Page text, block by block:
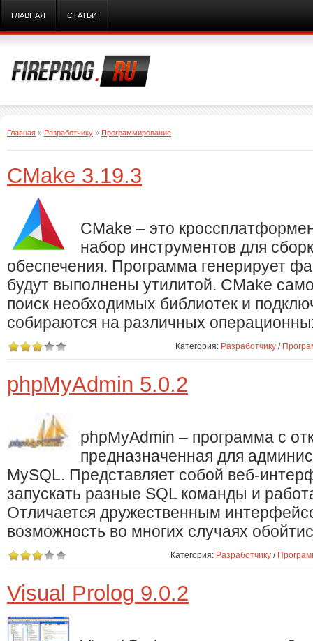
ГЛАВНАЯ СТАТЬИ
Главная » Разработчику » Программирование
CMake 3.19.3
CMake – это
набор инструментов для
обеспечения. Программа генерирует
будут выполнены утилитой. CMake
поиск необходимых библиотек и
собираются на различных
Категория: Разработчику /
phpMyAdmin 5.0.2
phpMyAdmin – программа с
предназначенная для
MySQL. Представляет собой веб-
запускать разные SQL команды и
Отличается дружественным
возможность во многих случаях
Категория: Разработчику /
Visual Prolog 9.0.2